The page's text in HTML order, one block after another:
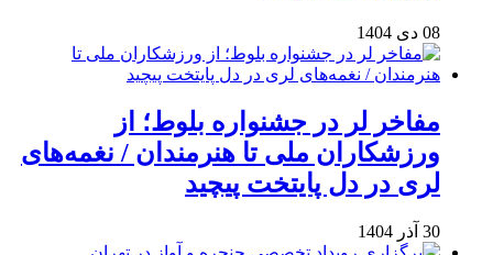
08 دی 1404
مفاخر لر در جشنواره بلوط؛ از
ورزشکاران ملی تا هنرمندان / نغمه‌های
لری در دل پایتخت پیچید
30 آذر 1404